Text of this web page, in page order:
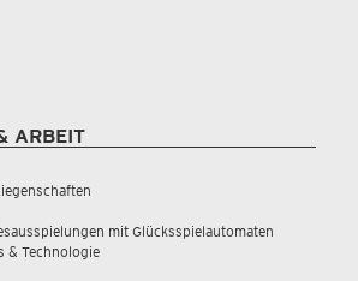
ARBEIT
mit Glücksspielautomaten
& Technologie